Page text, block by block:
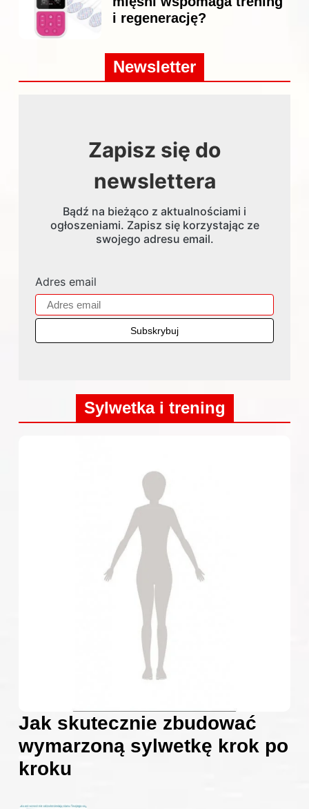
i regenerację?
Newsletter
Zapisz się do
newslettera
Bądź na bieżąco z aktualnościami i
ogłoszeniami. Zapisz się korzystając ze
swojego adresu email.
Adres email
Sylwetka i trening
Jak skutecznie zbudować
wymarzoną sylwetkę krok po
kroku